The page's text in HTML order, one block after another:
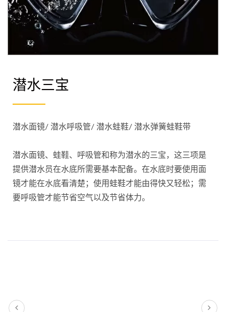
潜水三宝
潜水面镜/ 潜水呼吸管/ 潜水蛙鞋/ 潜水弹簧蛙鞋带
潜水面镜、蛙鞋、呼吸管和称为潜水的三宝，这三项是
提供潜水员在水底所需要基本配备。在水底时要使用面
镜才能在水底看清楚；使用蛙鞋才能由得快又轻松；需
要呼吸管才能节省空气以及节省体力。